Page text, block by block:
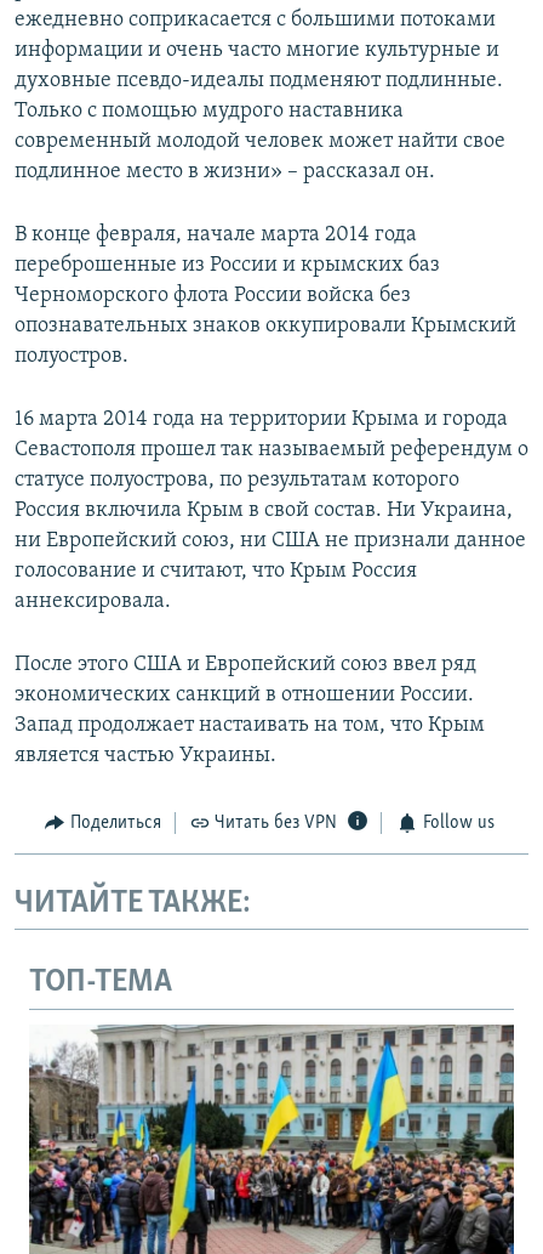
ежедневно соприкасается с большими потоками
информации и очень часто многие культурные и
духовные псевдо-идеалы подменяют подлинные.
Только с помощью мудрого наставника
современный молодой человек может найти свое
подлинное место в жизни» – рассказал он.
В конце февраля, начале марта 2014 года
переброшенные из России и крымских баз
Черноморского флота России войска без
опознавательных знаков оккупировали Крымский
полуостров.
16 марта 2014 года на территории Крыма и города
Севастополя прошел так называемый референдум о
статусе полуострова, по результатам которого
Россия включила Крым в свой состав. Ни Украина,
ни Европейский союз, ни США не признали данное
голосование и считают, что Крым Россия
аннексировала.
После этого США и Европейский союз ввел ряд
экономических санкций в отношении России.
Запад продолжает настаивать на том, что Крым
является частью Украины.
Поделиться Читать без VPN Follow us
ЧИТАЙТЕ ТАКЖЕ:
ТОП-ТЕМА